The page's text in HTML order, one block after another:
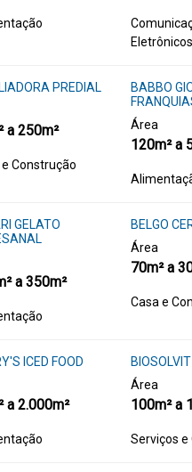
Eletrônicos
PREDIAL
a 250m²
Construção
BABBO
Área
120m² a
GELATO
a 350m²
BELGO
Área
70m² a
Casa e
ICED FOOD
a 2.000m²
BIOSOLVIT
Área
100m² a
Serviços e